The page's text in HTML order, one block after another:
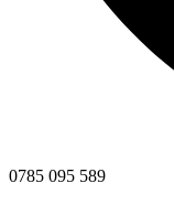
0785 095 589